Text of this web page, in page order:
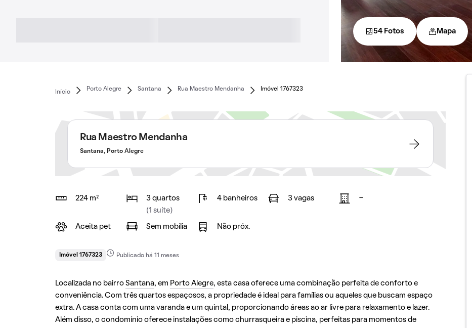
54 Fotos Mapa
Início
Porto Alegre Santana Rua Maestro Mendanha Imóvel 1767323
Rua Maestro Mendanha
Santana, Porto Alegre
224 m²
3 quartos
(1 suíte)
4 banheiros 3 vagas -
Aceita pet Sem mobília Não próx.
Imóvel 1767323 Publicado há 11 meses
Localizada no bairro Santana, em Porto Alegre, esta casa oferece uma combinação perfeita de conforto e
conveniência. Com três quartos espaçosos, a propriedade é ideal para famílias ou aqueles que buscam espaço
extra. A casa conta com uma varanda e um quintal, proporcionando áreas ao ar livre para relaxamento e lazer.
Além disso, o condomínio oferece instalações como churrasqueira e piscina, perfeitas para momentos de